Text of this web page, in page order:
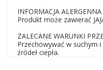
INFORMACJA ALERGENNA
Produkt może zawierać
ZALECANE WARUNKI
Przechowywać w suchym
źródeł ciepła.